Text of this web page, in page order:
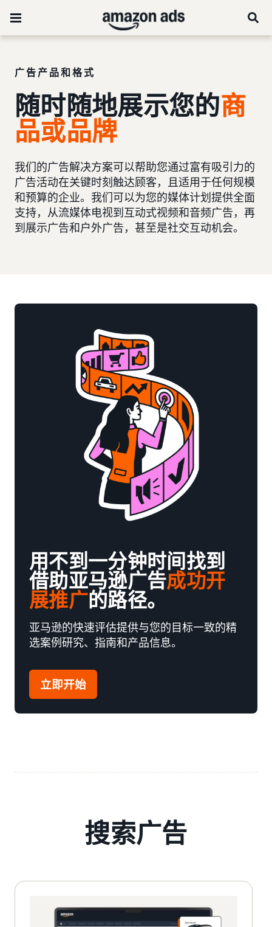
广告产品和格式
随时随地展示您的商
品或品牌
我们的广告解决方案可以帮助您通过富有吸引力的
广告活动在关键时刻触达顾客，且适用于任何规模
和预算的企业。我们可以为您的媒体计划提供全面
支持，从流媒体电视到互动式视频和音频广告，再
到展示广告和户外广告，甚至是社交互动机会。
用不到一分钟时间找到
借助亚马逊广告成功开
展推广的路径。
亚马逊的快速评估提供与您的目标一致的精
选案例研究、指南和产品信息。
立即开始
搜索广告